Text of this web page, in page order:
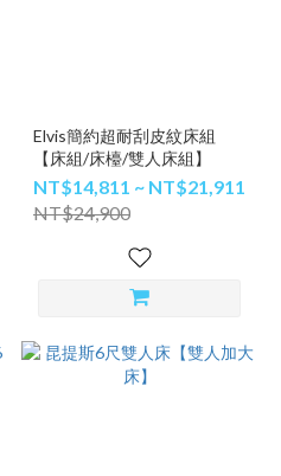
Elvis簡約超耐刮皮紋床組
【床組/床檯/雙人床組】
NT$14,811 ~ NT$21,911
NT$24,900